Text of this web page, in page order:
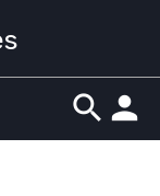
person
search